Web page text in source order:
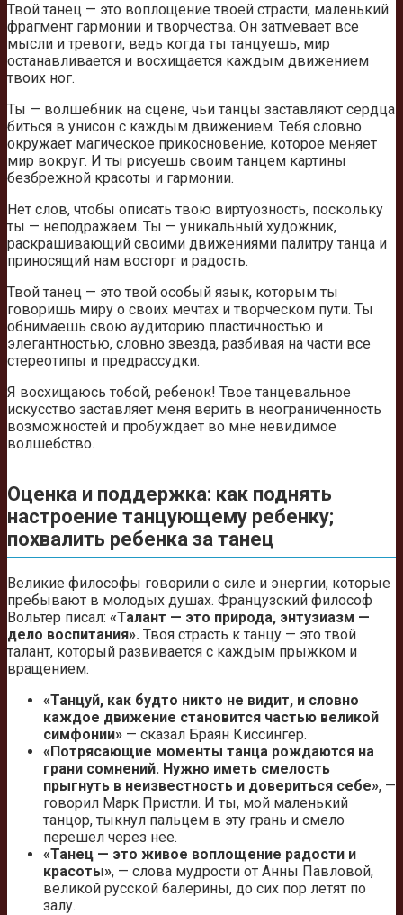
Твой танец — это воплощение твоей страсти, маленький
фрагмент гармонии и творчества. Он затмевает все
мысли и тревоги, ведь когда ты танцуешь, мир
останавливается и восхищается каждым движением
твоих ног.
Ты — волшебник на сцене, чьи танцы заставляют сердца
биться в унисон с каждым движением. Тебя словно
окружает магическое прикосновение, которое меняет
мир вокруг. И ты рисуешь своим танцем картины
безбрежной красоты и гармонии.
Нет слов, чтобы описать твою виртуозность, поскольку
ты — неподражаем. Ты — уникальный художник,
раскрашивающий своими движениями палитру танца и
приносящий нам восторг и радость.
Твой танец — это твой особый язык, которым ты
говоришь миру о своих мечтах и творческом пути. Ты
обнимаешь свою аудиторию пластичностью и
элегантностью, словно звезда, разбивая на части все
стереотипы и предрассудки.
Я восхищаюсь тобой, ребенок! Твое танцевальное
искусство заставляет меня верить в неограниченность
возможностей и пробуждает во мне невидимое
волшебство.
Оценка и поддержка: как поднять
настроение танцующему ребенку;
похвалить ребенка за танец
Великие философы говорили о силе и энергии, которые
пребывают в молодых душах. Французский философ
Вольтер писал: «Талант — это природа, энтузиазм —
дело воспитания». Твоя страсть к танцу — это твой
талант, который развивается с каждым прыжком и
вращением.
«Танцуй, как будто никто не видит, и словно
каждое движение становится частью великой
симфонии» — сказал Браян Киссингер.
«Потрясающие моменты танца рождаются на
грани сомнений. Нужно иметь смелость
прыгнуть в неизвестность и довериться себе», —
говорил Марк Пристли. И ты, мой маленький
танцор, тыкнул пальцем в эту грань и смело
перешел через нее.
«Танец — это живое воплощение радости и
красоты», — слова мудрости от Анны Павловой,
великой русской балерины, до сих пор летят по
залу.